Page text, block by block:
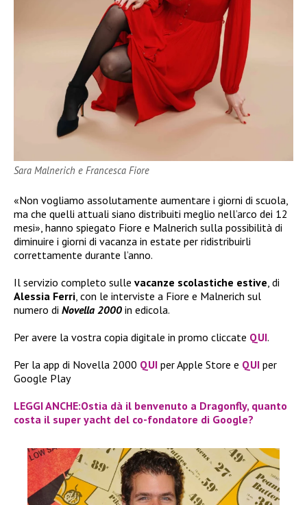
Sara Malnerich e Francesca Fiore
«Non vogliamo assolutamente aumentare i giorni di scuola,
ma che quelli attuali siano distribuiti meglio nell’arco dei 12
mesi», hanno spiegato Fiore e Malnerich sulla possibilità di
diminuire i giorni di vacanza in estate per ridistribuirli
correttamente durante l’anno.
Il servizio completo sulle vacanze scolastiche estive, di
Alessia Ferri, con le interviste a Fiore e Malnerich sul
numero di Novella 2000 in edicola.
Per avere la vostra copia digitale in promo cliccate QUI.
Per la app di Novella 2000 QUI per Apple Store e QUI per
Google Play
LEGGI ANCHE:Ostia dà il benvenuto a Dragonfly, quanto
costa il super yacht del co-fondatore di Google?